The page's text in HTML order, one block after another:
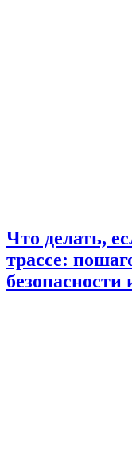
Что делать,
трассе: